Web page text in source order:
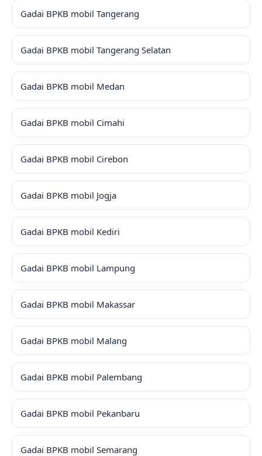
Gadai BPKB mobil Tangerang
Gadai BPKB mobil Tangerang Selatan
Gadai BPKB mobil Medan
Gadai BPKB mobil Cimahi
Gadai BPKB mobil Cirebon
Gadai BPKB mobil Jogja
Gadai BPKB mobil Kediri
Gadai BPKB mobil Lampung
Gadai BPKB mobil Makassar
Gadai BPKB mobil Malang
Gadai BPKB mobil Palembang
Gadai BPKB mobil Pekanbaru
Gadai BPKB mobil Semarang